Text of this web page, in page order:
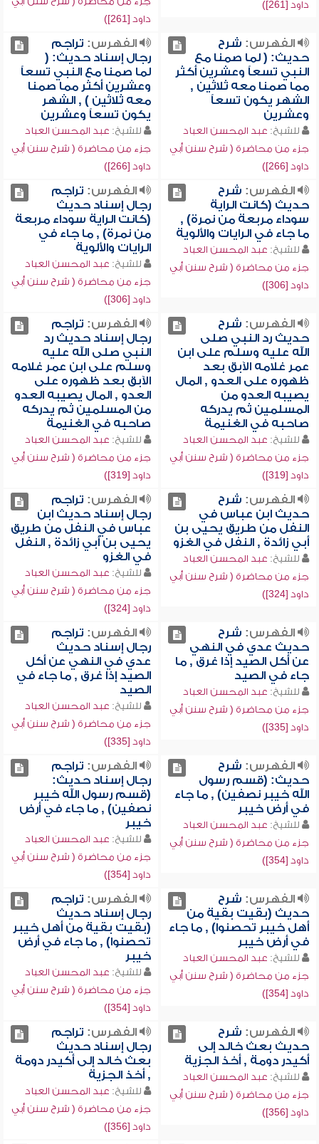
داود [261])
داود [261])
الفهرس: شرح
حديث: ( لما صمنا مع
النبي تسعاً وعشرين أكثر
مما صمنا معه ثلاثين ,
الشهر يكون تسعاً
وعشرين
للشيخ: عبد المحسن العباد
جزء من محاضرة ( شرح سنن أبي
داود [266])
الفهرس: تراجم
رجال إسناد حديث: (
لما صمنا مع النبي تسعاً
وعشرين أكثر مما صمنا
معه ثلاثين ) , الشهر
يكون تسعاً وعشرين
للشيخ: عبد المحسن العباد
جزء من محاضرة ( شرح سنن أبي
داود [266])
الفهرس: شرح
حديث (كانت الراية
سوداء مربعة من نمرة) ,
ما جاء في الرايات والألوية
للشيخ: عبد المحسن العباد
جزء من محاضرة ( شرح سنن أبي
داود [306])
الفهرس: تراجم
رجال إسناد حديث
(كانت الراية سوداء مربعة
من نمرة) , ما جاء في
الرايات والألوية
للشيخ: عبد المحسن العباد
جزء من محاضرة ( شرح سنن أبي
داود [306])
الفهرس: شرح
حديث رد النبي صلى
الله عليه وسلم على ابن
عمر غلامه الآبق بعد
ظهوره على العدو , المال
يصيبه العدو من
المسلمين ثم يدركه
صاحبه في الغنيمة
للشيخ: عبد المحسن العباد
جزء من محاضرة ( شرح سنن أبي
داود [319])
الفهرس: تراجم
رجال إسناد حديث رد
النبي صلى الله عليه
وسلم على ابن عمر غلامه
الآبق بعد ظهوره على
العدو , المال يصيبه العدو
من المسلمين ثم يدركه
صاحبه في الغنيمة
للشيخ: عبد المحسن العباد
جزء من محاضرة ( شرح سنن أبي
داود [319])
الفهرس: شرح
حديث ابن عباس في
النفل من طريق يحيى بن
أبي زائدة , النفل في الغزو
للشيخ: عبد المحسن العباد
جزء من محاضرة ( شرح سنن أبي
داود [324])
الفهرس: تراجم
رجال إسناد حديث ابن
عباس في النفل من طريق
يحيى بن أبي زائدة , النفل
في الغزو
للشيخ: عبد المحسن العباد
جزء من محاضرة ( شرح سنن أبي
داود [324])
الفهرس: شرح
حديث عدي في النهي
عن أكل الصيد إذا غرق , ما
جاء في الصيد
للشيخ: عبد المحسن العباد
جزء من محاضرة ( شرح سنن أبي
داود [335])
الفهرس: تراجم
رجال إسناد حديث
عدي في النهي عن أكل
الصيد إذا غرق , ما جاء في
الصيد
للشيخ: عبد المحسن العباد
جزء من محاضرة ( شرح سنن أبي
داود [335])
الفهرس: شرح
حديث: (قسم رسول
الله خيبر نصفين) , ما جاء
في أرض خيبر
للشيخ: عبد المحسن العباد
جزء من محاضرة ( شرح سنن أبي
داود [354])
الفهرس: تراجم
رجال إسناد حديث:
(قسم رسول الله خيبر
نصفين) , ما جاء في أرض
خيبر
للشيخ: عبد المحسن العباد
جزء من محاضرة ( شرح سنن أبي
داود [354])
الفهرس: شرح
حديث (بقيت بقية من
أهل خيبر تحصنوا) , ما جاء
في أرض خيبر
للشيخ: عبد المحسن العباد
جزء من محاضرة ( شرح سنن أبي
داود [354])
الفهرس: تراجم
رجال إسناد حديث
(بقيت بقية من أهل خيبر
تحصنوا) , ما جاء في أرض
خيبر
للشيخ: عبد المحسن العباد
جزء من محاضرة ( شرح سنن أبي
داود [354])
الفهرس: شرح
حديث بعث خالد إلى
أكيدر دومة , أخذ الجزية
للشيخ: عبد المحسن العباد
جزء من محاضرة ( شرح سنن أبي
داود [356])
الفهرس: تراجم
رجال إسناد حديث
بعث خالد إلى أكيدر دومة
, أخذ الجزية
للشيخ: عبد المحسن العباد
جزء من محاضرة ( شرح سنن أبي
داود [356])